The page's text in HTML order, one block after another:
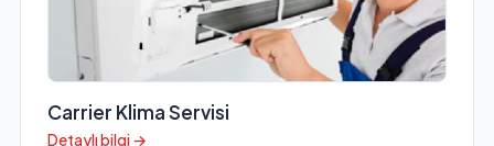
Carrier Klima Servisi
Detaylı bilgi →